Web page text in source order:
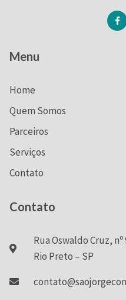
Menu
Home
Quem Somos
Parceiros
Serviços
Contato
Contato
Rua Oswaldo Cruz,
Rio Preto – SP